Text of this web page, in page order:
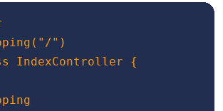
")
IndexController {